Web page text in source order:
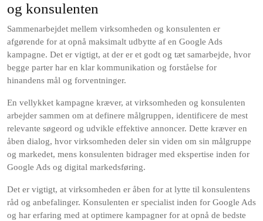
og konsulenten
Sammenarbejdet mellem virksomheden og konsulenten er
afgørende for at opnå maksimalt udbytte af en Google Ads
kampagne. Det er vigtigt, at der er et godt og tæt samarbejde, hvor
begge parter har en klar kommunikation og forståelse for
hinandens mål og forventninger.
En vellykket kampagne kræver, at virksomheden og konsulenten
arbejder sammen om at definere målgruppen, identificere de mest
relevante søgeord og udvikle effektive annoncer. Dette kræver en
åben dialog, hvor virksomheden deler sin viden om sin målgruppe
og markedet, mens konsulenten bidrager med ekspertise inden for
Google Ads og digital markedsføring.
Det er vigtigt, at virksomheden er åben for at lytte til konsulentens
råd og anbefalinger. Konsulenten er specialist inden for Google Ads
og har erfaring med at optimere kampagner for at opnå de bedste